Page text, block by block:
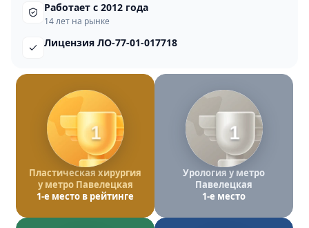
Работает с 2012 года
14 лет на рынке
Лицензия ЛО-77-01-017718
1
Пластическая хирургия
у метро Павелецкая
1-е место в рейтинге
1
Урология у метро
Павелецкая
1-е место